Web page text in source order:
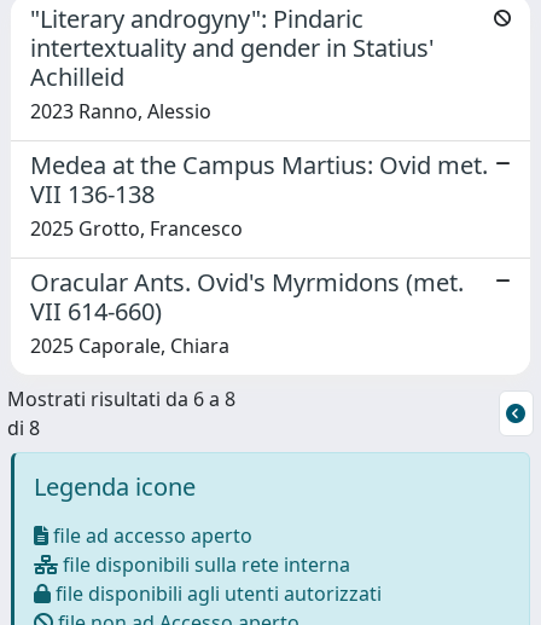
"Literary androgyny": Pindaric
intertextuality and gender in Statius'
Achilleid
2023 Ranno, Alessio
Medea at the Campus Martius: Ovid met.
VII 136-138
2025 Grotto, Francesco
Oracular Ants. Ovid's Myrmidons (met.
VII 614-660)
2025 Caporale, Chiara
Mostrati risultati da 6 a 8
di 8
Legenda icone
file ad accesso aperto
file disponibili sulla rete interna
file disponibili agli utenti autorizzati